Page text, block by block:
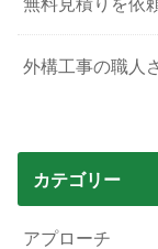
外構工事の職人
カテゴリー
アプローチ